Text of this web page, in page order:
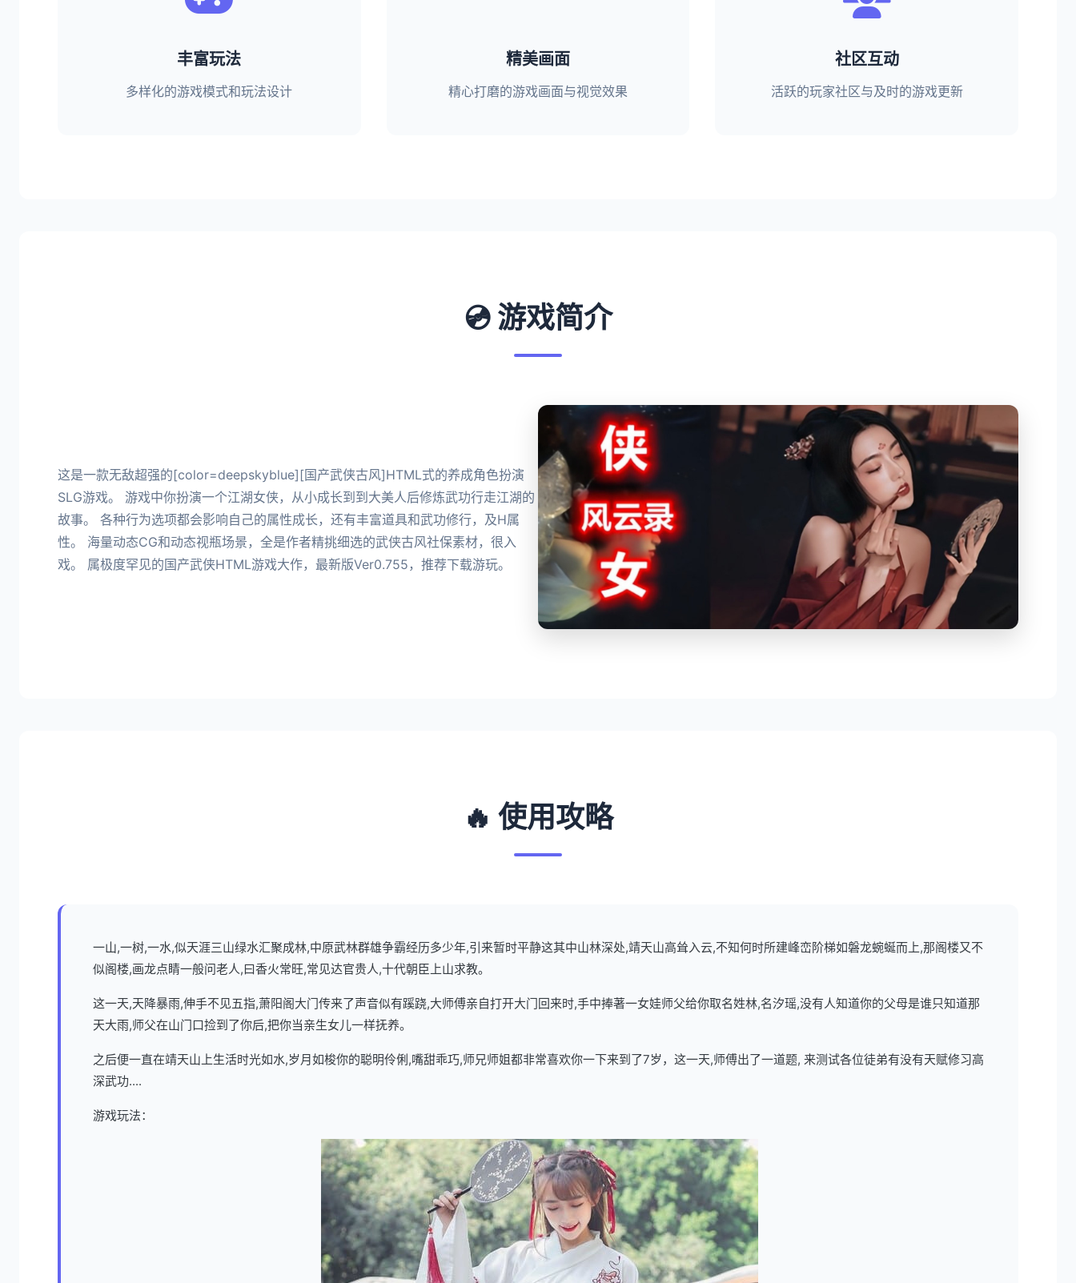
丰富玩法
多样化的游戏模式和玩法设计
精美画面
精心打磨的游戏画面与视觉效果
社区互动
活跃的玩家社区与及时的游戏更新
💿 游戏简介
这是一款无敌超强的[color=deepskyblue][国产武侠古风]HTML式的养成角色扮演
SLG游戏。 游戏中你扮演一个江湖女侠，从小成长到到大美人后修炼武功行走江湖的
故事。 各种行为选项都会影响自己的属性成长，还有丰富道具和武功修行，及H属
性。 海量动态CG和动态视瓶场景，全是作者精挑细选的武侠古风社保素材，很入
戏。 属极度罕见的国产武侠HTML游戏大作，最新版Ver0.755，推荐下载游玩。
🔥 使用攻略
一山,一树,一水,似天涯三山绿水汇聚成林,中原武林群雄争霸经历多少年,引来暂时平静这其中山林深处,靖天山高耸入云,不知何时所建峰峦阶梯如磐龙蜿蜒而上,那阁楼又不
似阁楼,画龙点睛一般问老人,曰香火常旺,常见达官贵人,十代朝臣上山求教。
这一天,天降暴雨,伸手不见五指,萧阳阁大门传来了声音似有蹊跷,大师傅亲自打开大门回来时,手中捧著一女娃师父给你取名姓林,名汐瑶,没有人知道你的父母是谁只知道那
天大雨,师父在山门口捡到了你后,把你当亲生女儿一样抚养。
之后便一直在靖天山上生活时光如水,岁月如梭你的聪明伶俐,嘴甜乖巧,师兄师姐都非常喜欢你一下来到了7岁，这一天,师傅出了一道题, 来测试各位徒弟有没有天赋修习高
深武功....
游戏玩法：